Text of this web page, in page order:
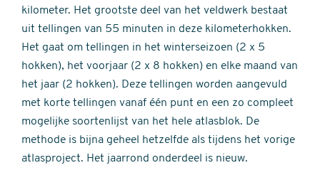
kilometer. Het grootste deel van het veldwerk bestaat
uit tellingen van 55 minuten in deze kilometerhokken.
Het gaat om tellingen in het winterseizoen (2 x 5
hokken), het voorjaar (2 x 8 hokken) en elke maand van
het jaar (2 hokken). Deze tellingen worden aangevuld
met korte tellingen vanaf één punt en een zo compleet
mogelijke soortenlijst van het hele atlasblok. De
methode is bijna geheel hetzelfde als tijdens het vorige
atlasproject. Het jaarrond onderdeel is nieuw.